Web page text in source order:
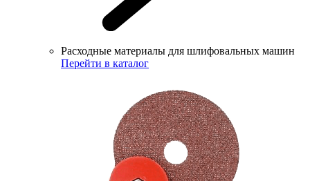
Расходные материалы для шлифовальных машин
Перейти в каталог